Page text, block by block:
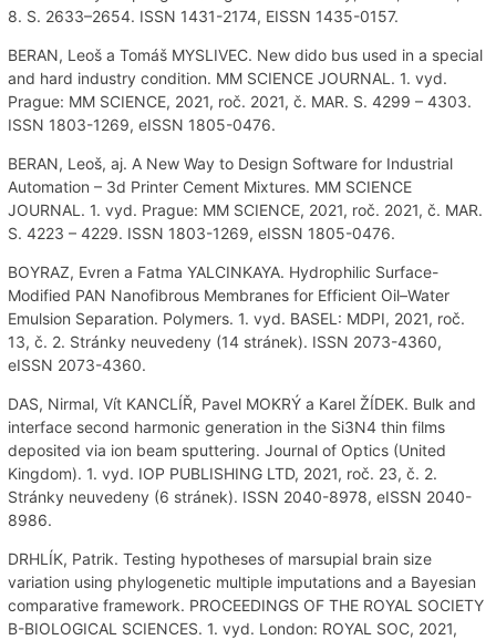
8. S. 2633–2654. ISSN 1431-2174, EISSN 1435-0157.
BERAN, Leoš a Tomáš MYSLIVEC. New dido bus used in a special
and hard industry condition. MM SCIENCE JOURNAL. 1. vyd.
Prague: MM SCIENCE, 2021, roč. 2021, č. MAR. S. 4299 – 4303.
ISSN 1803-1269, eISSN 1805-0476.
BERAN, Leoš, aj. A New Way to Design Software for Industrial
Automation – 3d Printer Cement Mixtures. MM SCIENCE
JOURNAL. 1. vyd. Prague: MM SCIENCE, 2021, roč. 2021, č. MAR.
S. 4223 – 4229. ISSN 1803-1269, eISSN 1805-0476.
BOYRAZ, Evren a Fatma YALCINKAYA. Hydrophilic Surface-
Modified PAN Nanofibrous Membranes for Efficient Oil–Water
Emulsion Separation. Polymers. 1. vyd. BASEL: MDPI, 2021, roč.
13, č. 2. Stránky neuvedeny (14 stránek). ISSN 2073-4360,
eISSN 2073-4360.
DAS, Nirmal, Vít KANCLÍŘ, Pavel MOKRÝ a Karel ŽÍDEK. Bulk and
interface second harmonic generation in the Si3N4 thin films
deposited via ion beam sputtering. Journal of Optics (United
Kingdom). 1. vyd. IOP PUBLISHING LTD, 2021, roč. 23, č. 2.
Stránky neuvedeny (6 stránek). ISSN 2040-8978, eISSN 2040-
8986.
DRHLÍK, Patrik. Testing hypotheses of marsupial brain size
variation using phylogenetic multiple imputations and a Bayesian
comparative framework. PROCEEDINGS OF THE ROYAL SOCIETY
B-BIOLOGICAL SCIENCES. 1. vyd. London: ROYAL SOC, 2021,